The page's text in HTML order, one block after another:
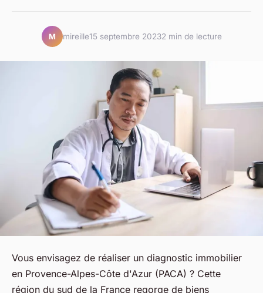
M mireille15 septembre 20232 min de lecture
Vous envisagez de réaliser un diagnostic immobilier
en Provence-Alpes-Côte d'Azur (PACA) ? Cette
région du sud de la France regorge de biens